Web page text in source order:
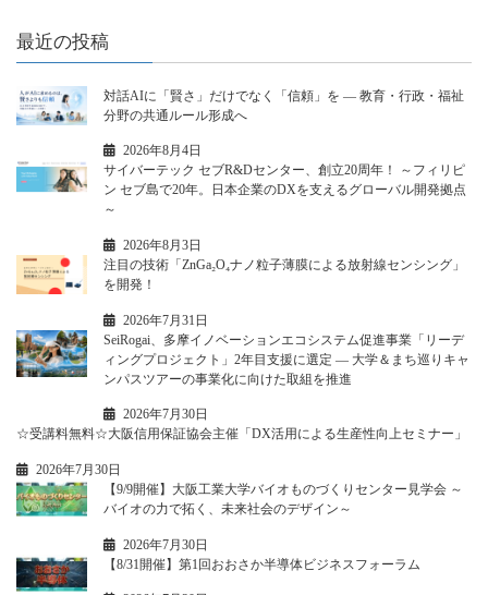
最近の投稿
対話AIに「賢さ」だけでなく「信頼」を ― 教育・行政・福祉
分野の共通ルール形成へ
2026年8月4日
サイバーテック セブR&Dセンター、創立20周年！ ～フィリピ
ン セブ島で20年。日本企業のDXを支えるグローバル開発拠点
～
2026年8月3日
注目の技術「ZnGa₂O₄ナノ粒子薄膜による放射線センシング」
を開発！
2026年7月31日
SeiRogai、多摩イノベーションエコシステム促進事業「リーデ
ィングプロジェクト」2年目支援に選定 ― 大学＆まち巡りキャ
ンパスツアーの事業化に向けた取組を推進
2026年7月30日
☆受講料無料☆大阪信用保証協会主催「DX活用による生産性向上セミナー」
2026年7月30日
【9/9開催】大阪工業大学バイオものづくりセンター見学会 ～
バイオの力で拓く、未来社会のデザイン～
2026年7月30日
【8/31開催】第1回おおさか半導体ビジネスフォーラム